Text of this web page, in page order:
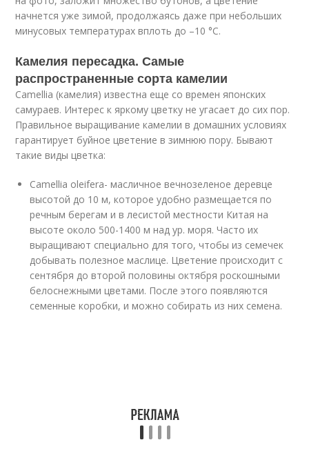
начнется уже зимой, продолжаясь даже при небольших
минусовых температурах вплоть до –10 °C.
Камелия пересадка. Самые
распространенные сорта камелии
Camellia (камелия) известна еще со времен японских
самураев. Интерес к яркому цветку не угасает до сих пор.
Правильное выращивание камелии в домашних условиях
гарантирует буйное цветение в зимнюю пору. Бывают
такие виды цветка:
Camellia oleifera- масличное вечнозеленое деревце
высотой до 10 м, которое удобно размещается по
речным берегам и в лесистой местности Китая на
высоте около 500-1400 м над ур. моря. Часто их
выращивают специально для того, чтобы из семечек
добывать полезное маслице. Цветение происходит с
сентября до второй половины октября роскошными
белоснежными цветами. После этого появляются
семенные коробки, и можно собирать из них семена.